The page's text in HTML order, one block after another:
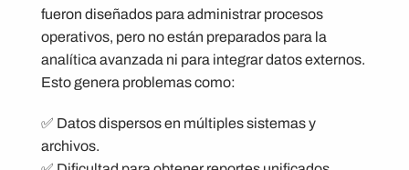
fueron diseñados para administrar procesos
operativos, pero no están preparados para la
analítica avanzada ni para integrar datos externos.
Esto genera problemas como:
✅ Datos dispersos en múltiples sistemas y
archivos.